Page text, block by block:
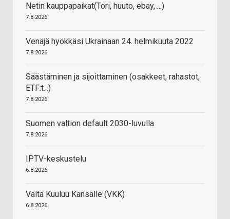
Netin kauppapaikat(Tori, huuto, ebay, ...)
7.8.2026
Venäjä hyökkäsi Ukrainaan 24. helmikuuta 2022
7.8.2026
Säästäminen ja sijoittaminen (osakkeet, rahastot,
ETF:t...)
7.8.2026
Suomen valtion default 2030-luvulla
7.8.2026
IPTV-keskustelu
6.8.2026
Valta Kuuluu Kansalle (VKK)
6.8.2026